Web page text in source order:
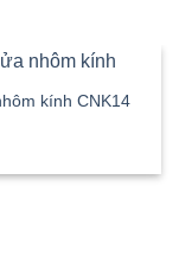
kính CNK14